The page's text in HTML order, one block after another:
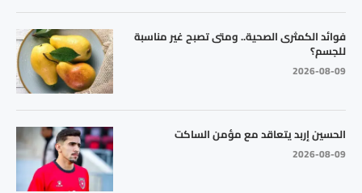
فوائد الكمثرى الصحية.. ومتى تصبح غير مناسبة
للجسم؟
2026-08-09
الحسين إربد يتعاقد مع مؤمن الساكت
2026-08-09